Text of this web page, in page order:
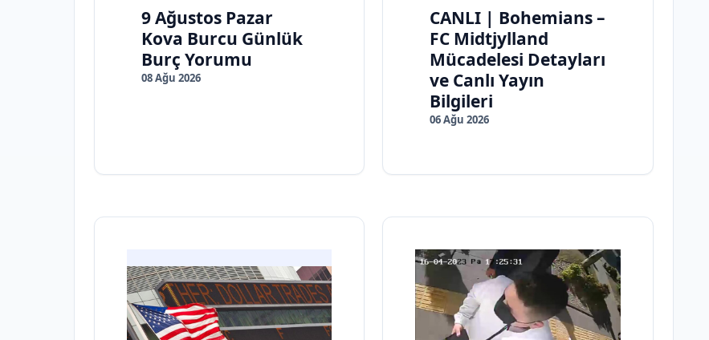
9 Ağustos Pazar
Kova Burcu Günlük
Burç Yorumu
08 Ağu 2026
CANLI | Bohemians –
FC Midtjylland
Mücadelesi Detayları
ve Canlı Yayın
Bilgileri
06 Ağu 2026